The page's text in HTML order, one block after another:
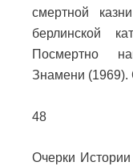
смертной
берлинской
Посмертно
Знамени
48
Очерки